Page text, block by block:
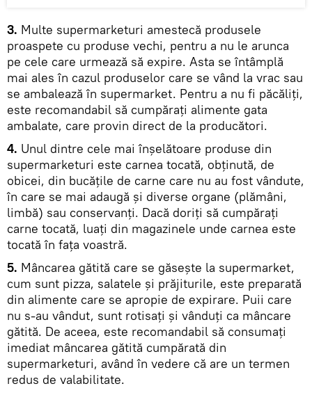
3. Multe supermarketuri amestecă produsele
proaspete cu produse vechi, pentru a nu le arunca
pe cele care urmează să expire. Asta se întâmplă
mai ales în cazul produselor care se vând la vrac sau
se ambalează în supermarket. Pentru a nu fi păcăliţi,
este recomandabil să cumpăraţi alimente gata
ambalate, care provin direct de la producători.
4. Unul dintre cele mai înşelătoare produse din
supermarketuri este carnea tocată, obţinută, de
obicei, din bucățile de carne care nu au fost vândute,
în care se mai adaugă şi diverse organe (plămâni,
limbă) sau conservanţi. Dacă doriţi să cumpăraţi
carne tocată, luaţi din magazinele unde carnea este
tocată în faţa voastră.
5. Mâncarea gătită care se găseşte la supermarket,
cum sunt pizza, salatele și prăjiturile, este preparată
din alimente care se apropie de expirare. Puii care
nu s-au vândut, sunt rotisaţi şi vânduţi ca mâncare
gătită. De aceea, este recomandabil să consumaţi
imediat mâncarea gătită cumpărată din
supermarketuri, având în vedere că are un termen
redus de valabilitate.